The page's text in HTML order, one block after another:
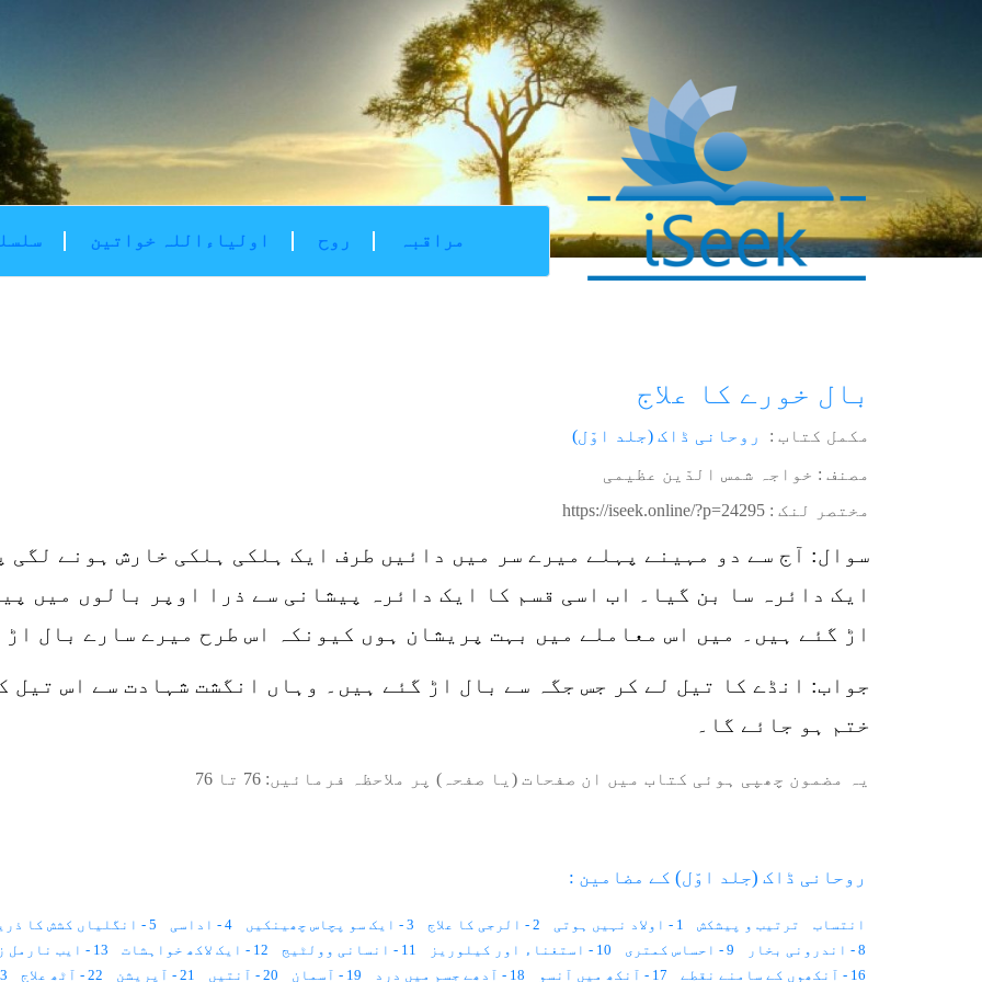
اولیاءاللہ خواتین روح مراقبہ
بال خورے کا علاج
مکمل کتاب : روحانی ڈاک (جلد اوّل)
مصنف : خواجہ شمس الدّین عظیمی
مختصر لنک : https://iseek.online/?p=24295
سوال: آج سے دو مہینے پہلے میرے سر میں دائیں طرف ایک ہلکی ہلکی خارش ہونے لگی
ایک دائرہ سا بن گیا۔ اب اسی قسم کا ایک دائرہ پیشانی سے ذرا اوپر بالوں میں
اڑ گئے ہیں۔ میں اس معاملے میں بہت پریشان ہوں کیونکہ اس طرح میرے سارے بال اڑ
جواب: انڈے کا تیل لے کر جس جگہ سے بال اڑ گئے ہیں۔ وہاں انگشت شہادت سے اس تیل
ختم ہو جائے گا۔
یہ مضمون چھپی ہوئی کتاب میں ان صفحات (یا صفحہ) پر ملاحظہ فرمائیں: 76 تا 76
روحانی ڈاک (جلد اوّل) کے مضامین :
انتساب ترتیب و پیشکش 1 - اولاد نہیں ہوتی 2 - الرجی کا علاج 3 - ایک سو پچاس چھینکیں 4 - اداسی 5 - انگلیاں کشش کا ذریعہ
8 - اندرونی بخار
9 - احساس کمتری 10 - استغناء اور کیلوریز 11 - انسانی وولٹیج 12 - ایک لاکھ خواہشات 13 - ایب نارمل زندگی
16 - آنکھوں کے سامنے نقطے
17 - آنکھ میں آنسو 18 - آدھے جسم میں درد 19 - آسمان 20 - آنتیں 21 - آپریشن 22 - آٹھ علاج 23 - انا